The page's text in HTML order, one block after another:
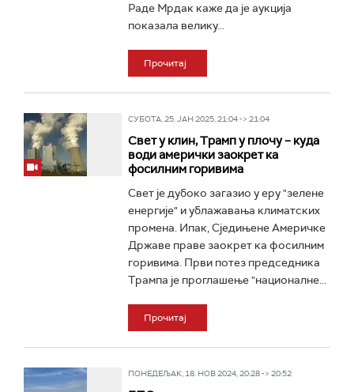
Раде Мрдак каже да је аукција
показала велику...
Прочитај
СУБОТА, 25. ЈАН 2025, 21:04 -> 21:04
Свет у клин, Трамп у плочу – куда
води амерички заокрет ка
фосилним горивима
Свет је дубоко загазио у еру "зелене
енергије" и ублажавања климатских
промена. Ипак, Сједињене Америчке
Државе праве заокрет ка фосилним
горивима. Први потез председника
Трампа је проглашење "националне...
Прочитај
ПОНЕДЕЉАК, 18. НОВ 2024, 20:28 -> 20:52